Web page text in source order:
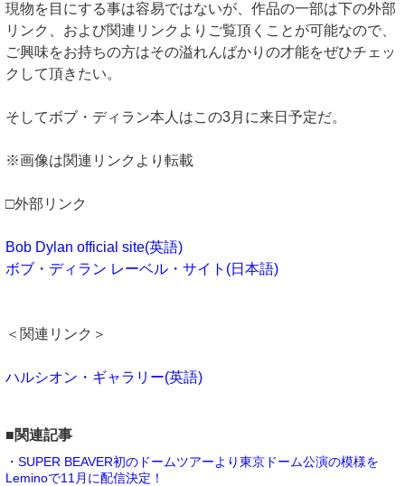
現物を目にする事は容易ではないが、作品の一部は下の外部
リンク、および関連リンクよりご覧頂くことが可能なので、
ご興味をお持ちの方はその溢れんばかりの才能をぜひチェッ
クして頂きたい。
そしてボブ・ディラン本人はこの3月に来日予定だ。
※画像は関連リンクより転載
□外部リンク
Bob Dylan official site(英語)
ボブ・ディラン レーベル・サイト(日本語)
＜関連リンク＞
ハルシオン・ギャラリー(英語)
■関連記事
・SUPER BEAVER初のドームツアーより東京ドーム公演の模様を
Leminoで11月に配信決定！